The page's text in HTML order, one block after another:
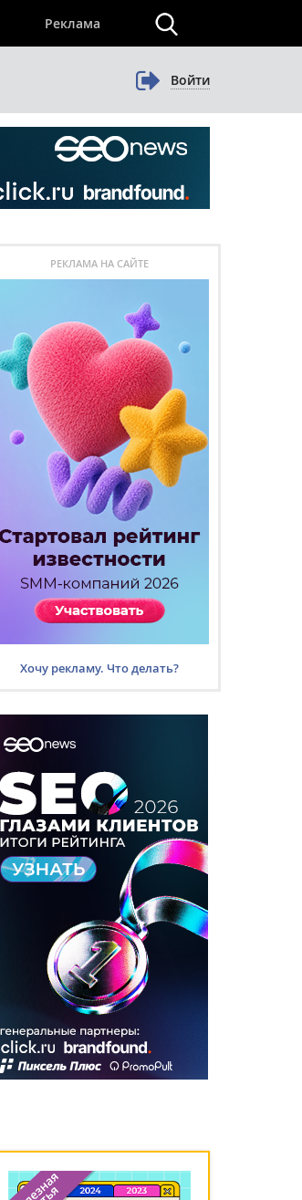
Реклама
Войти
РЕКЛАМА НА САЙТЕ
Хочу рекламу. Что делать?